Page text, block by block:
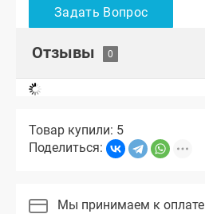
Отзывы
Товар купили: 5
Поделиться:
Мы принимаем к оплате